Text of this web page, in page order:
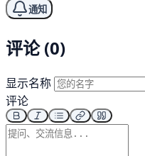
通知
评论 (0)
显示名称
评论